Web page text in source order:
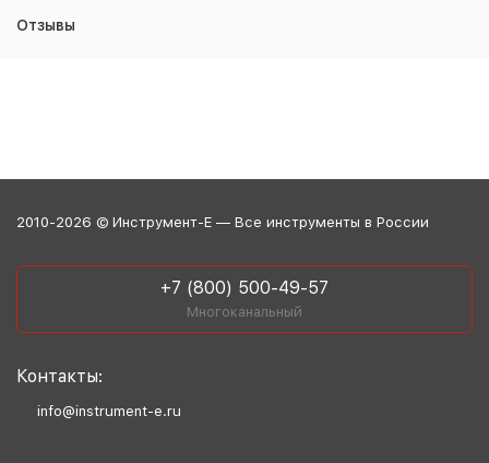
Отзывы
2010-2026 © Инструмент-Е — Все инструменты в России
+7 (800) 500-49-57
Многоканальный
Контакты:
info@instrument-e.ru